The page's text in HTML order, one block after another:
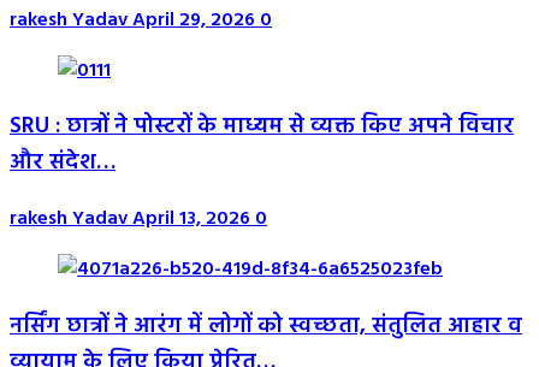
rakesh YadavApril 29, 20260
SRU : छात्रों ने पोस्टरों के माध्यम से व्यक्त किए अपने विचार
और संदेश…
rakesh YadavApril 13, 20260
नर्सिंग छात्रों ने आरंग में लोगों को स्वच्छता, संतुलित आहार व